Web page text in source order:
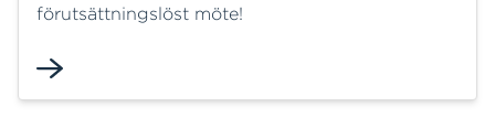
förutsättningslöst möte!